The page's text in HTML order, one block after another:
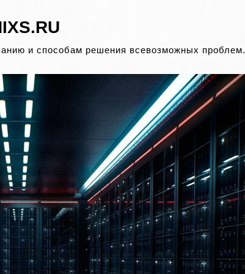
и способам решения всевозможных проблем.